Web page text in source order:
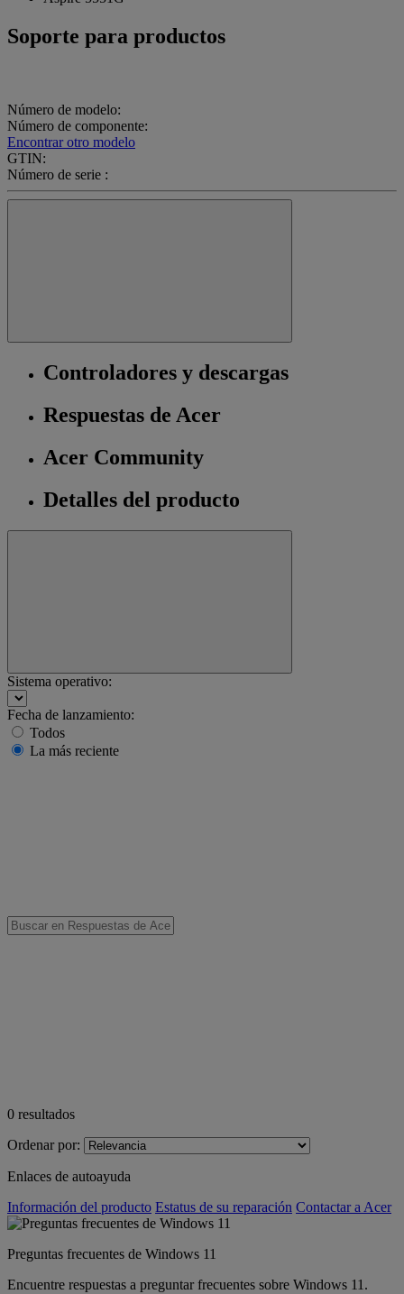
Soporte para productos
Número de modelo:
Número de componente:
Encontrar otro modelo
GTIN:
Número de serie :
Controladores y descargas
Respuestas de Acer
Acer Community
Detalles del producto
Sistema operativo:
Fecha de lanzamiento:
Todos
La más reciente
0 resultados
Ordenar por:
Enlaces de autoayuda
Información del producto Estatus de su reparación Contactar a Acer
Preguntas frecuentes de Windows 11
Encuentre respuestas a preguntar frecuentes sobre Windows 11.